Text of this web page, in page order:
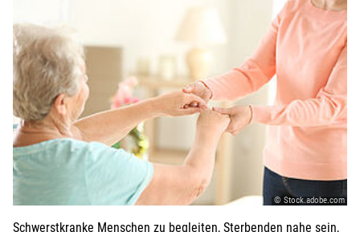
© Stock.adobe.com
Schwerstkranke Menschen zu begleiten, Sterbenden nahe sein,